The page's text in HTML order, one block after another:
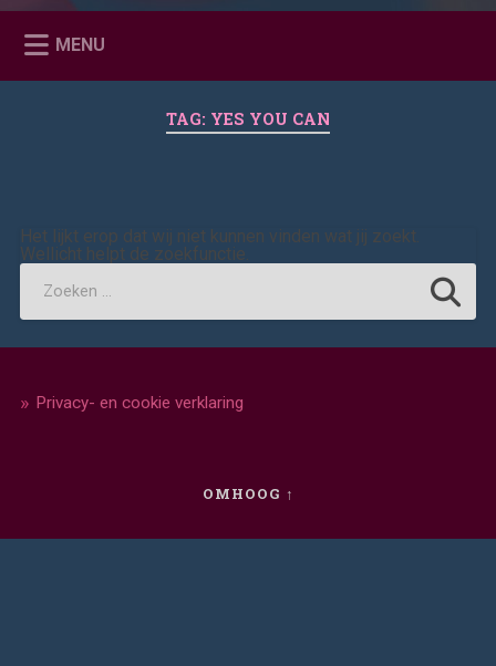
MENU
TAG: YES YOU CAN
Het lijkt erop dat wij niet kunnen vinden wat jij zoekt.
Wellicht helpt de zoekfunctie.
Privacy- en cookie verklaring
OMHOOG ↑